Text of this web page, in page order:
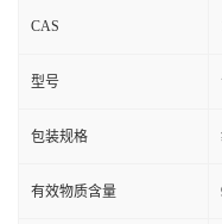
CAS
型号
包装规格
有效物质含量